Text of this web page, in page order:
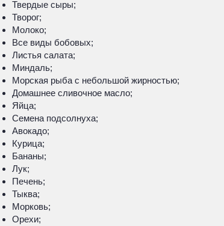
Твердые сыры;
Творог;
Молоко;
Все виды бобовых;
Листья салата;
Миндаль;
Морская рыба с небольшой жирностью;
Домашнее сливочное масло;
Яйца;
Семена подсолнуха;
Авокадо;
Курица;
Бананы;
Лук;
Печень;
Тыква;
Морковь;
Орехи;